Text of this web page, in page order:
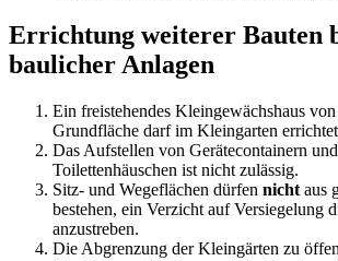
Errichtung weiterer Bauten
baulicher Anlagen
Ein freistehendes Kleingewächshaus
Grundfläche darf im Kleingarten
Das Aufstellen von Gerätecontainern
Toilettenhäuschen ist nicht zulässig.
Sitz- und Wegeflächen dürfen nicht aus
bestehen, ein Verzicht auf Versiegelung
anzustreben.
Die Abgrenzung der Kleingärten zu